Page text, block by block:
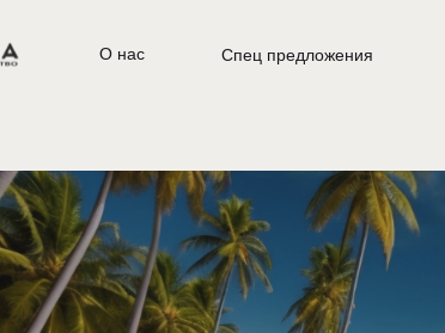
Спец предложения
О нас